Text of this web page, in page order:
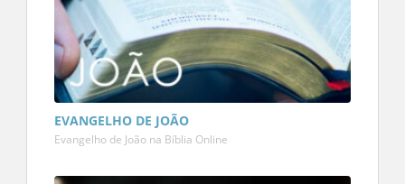
EVANGELHO DE JOÃO
Evangelho de João na Bíblia Online